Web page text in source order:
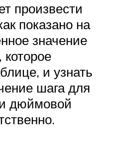
произвести
показано на
значение
которое
и узнать
шага для
дюймовой